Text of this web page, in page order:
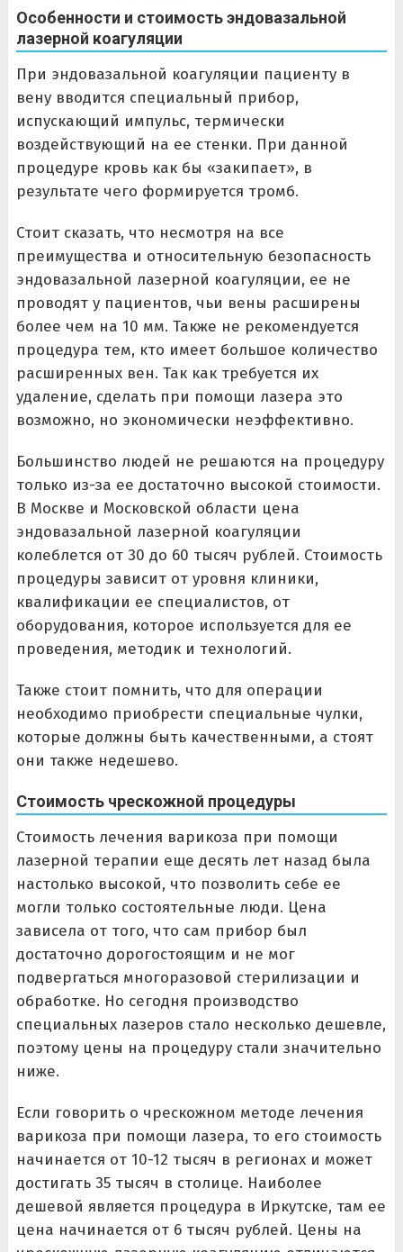
Особенности и стоимость эндовазальной
лазерной коагуляции
При эндовазальной коагуляции пациенту в
вену вводится специальный прибор,
испускающий импульс, термически
воздействующий на ее стенки. При данной
процедуре кровь как бы «закипает», в
результате чего формируется тромб.
Стоит сказать, что несмотря на все
преимущества и относительную безопасность
эндовазальной лазерной коагуляции, ее не
проводят у пациентов, чьи вены расширены
более чем на 10 мм. Также не рекомендуется
процедура тем, кто имеет большое количество
расширенных вен. Так как требуется их
удаление, сделать при помощи лазера это
возможно, но экономически неэффективно.
Большинство людей не решаются на процедуру
только из-за ее достаточно высокой стоимости.
В Москве и Московской области цена
эндовазальной лазерной коагуляции
колеблется от 30 до 60 тысяч рублей. Стоимость
процедуры зависит от уровня клиники,
квалификации ее специалистов, от
оборудования, которое используется для ее
проведения, методик и технологий.
Также стоит помнить, что для операции
необходимо приобрести специальные чулки,
которые должны быть качественными, а стоят
они также недешево.
Стоимость чрескожной процедуры
Стоимость лечения варикоза при помощи
лазерной терапии еще десять лет назад была
настолько высокой, что позволить себе ее
могли только состоятельные люди. Цена
зависела от того, что сам прибор был
достаточно дорогостоящим и не мог
подвергаться многоразовой стерилизации и
обработке. Но сегодня производство
специальных лазеров стало несколько дешевле,
поэтому цены на процедуру стали значительно
ниже.
Если говорить о чрескожном методе лечения
варикоза при помощи лазера, то его стоимость
начинается от 10-12 тысяч в регионах и может
достигать 35 тысяч в столице. Наиболее
дешевой является процедура в Иркутске, там ее
цена начинается от 6 тысяч рублей. Цены на